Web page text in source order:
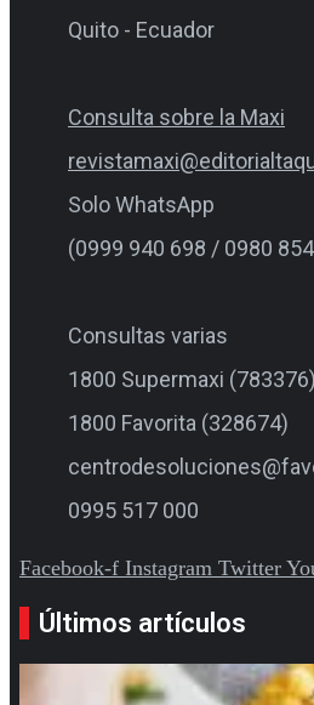
Quito - Ecuador
Consulta sobre la Maxi
Solo WhatsApp
(0999 940 698 / 0980
Consultas varias
1800 Supermaxi (783376)
1800 Favorita (328674)
0995 517 000
Facebook-f Instagram Twitter
Últimos artículos